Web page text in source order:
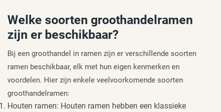
Welke soorten groothandelramen
zijn er beschikbaar?
Bij een groothandel in ramen zijn er verschillende soorten
ramen beschikbaar, elk met hun eigen kenmerken en
voordelen. Hier zijn enkele veelvoorkomende soorten
groothandelramen:
Houten ramen: Houten ramen hebben een klassieke